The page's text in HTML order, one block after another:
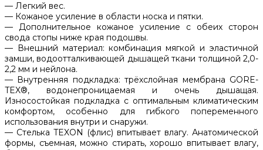
— Легкий вес.
— Кожаное усиление в области носка и пятки.
— Дополнительное кожаное усиление с обеих сторон
свода стопы ниже края подошвы.
— Внешний материал: комбинация мягкой и эластичной
замши, водоотталкивающей дышащей ткани толщиной 2,0-
2,2 мм и нейлона.
— Внутренняя подкладка: трёхслойная мембрана GORE-
TEX®, водонепроницаемая и очень дышащая.
Износостойкая подкладка с оптимальным климатическим
комфортом, особенно для гибкого попеременного
использования внутри и снаружи.
— Стелька TEXON (флис) впитывает влагу. Анатомической
формы, съемная, можно стирать, хорошо впитывает влагу,